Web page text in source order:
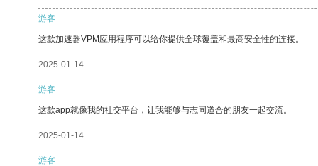
游客
这款加速器VPM应用程序可以给你提供全球覆盖和最高安全性的连接。
2025-01-14
游客
这款app就像我的社交平台，让我能够与志同道合的朋友一起交流。
2025-01-14
游客